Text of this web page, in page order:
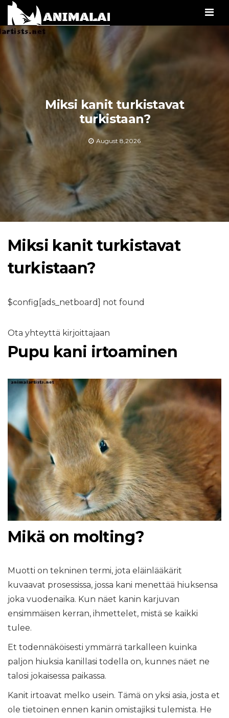
Miksi kanit turkistavat
turkistaan?
August 8,2026
Miksi kanit turkistavat
turkistaan?
$config[ads_netboard] not found
Ota yhteyttä kirjoittajaan
Pupu kani irtoaminen
Mikä on molting?
Muotti on tekninen termi, jota eläinlääkärit
kuvaavat prosessissa, jossa kani menettää hiuksensa
joka vuodenaika. Kun näet kanin karjuvan
ensimmäisen kerran, ihmettelet, mistä se kaikki
tulee.
Et todennäköisesti ymmärrä tarkalleen kuinka
paljon hiuksia kanillasi todella on, kunnes näet ne
talosi jokaisessa paikassa.
Kanit irtoavat melko usein. Tämä on yksi asia, josta et
ole tietoinen ennen kanin omistajiksi tulemista. He